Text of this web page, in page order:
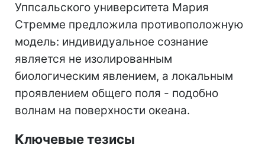
Уппсальского университета Мария
Стремме предложила противоположную
модель: индивидуальное сознание
является не изолированным
биологическим явлением, а локальным
проявлением общего поля - подобно
волнам на поверхности океана.
Ключевые тезисы